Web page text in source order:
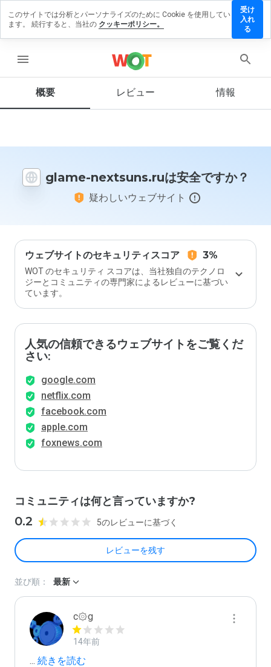
menu
概要 レビュー 情報
glame-nextsuns.ruは安全ですか？
疑わしいウェブサイト
ウェブサイトのセキュリティスコア 3%
WOT のセキュリティ スコアは、当社独自のテクノロ
ジーとコミュニティの専門家によるレビューに基づい
ています。
人気の信頼できるウェブサイトをご覧くだ
さい:
google.com
netflix.com
facebook.com
apple.com
foxnews.com
コミュニティは何と言っていますか?
0.2 5のレビューに基づく
レビューを残す
ビュー
ブサ
を1
から
5の
に評
価し
ます
か？
並び順： 最新
c۞g
14年前
... 続きを読む
このサイトでは分析とパーソナライズのために Cookie を使用してい
ます。 続行すると、当社の クッキーポリシー。
受け
入れ
る